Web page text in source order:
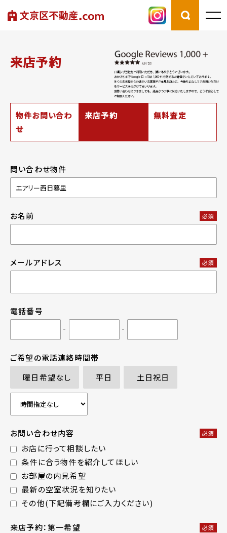
来店予約
物件お問い合わ
せ
来店予約 無料査定
問い合わせ物件
お名前 必須
メールアドレス 必須
電話番号
-
-
ご希望の電話連絡時間帯
曜日希望なし
平日 土日祝日
お問い合わせ内容 必須
お店に行って相談したい
条件に合う物件を紹介してほしい
お部屋の内見希望
最新の空室状況を知りたい
その他(下記備考欄にご入力ください)
来店予約：第一希望 必須